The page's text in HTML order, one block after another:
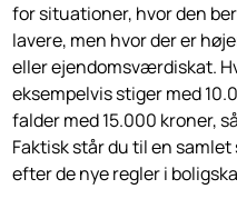
for situationer, hvor den
lavere, men hvor der er
eller ejendomsværdiskat.
eksempelvis stiger med
falder med 15.000 kroner,
Faktisk står du til en
efter de nye regler i